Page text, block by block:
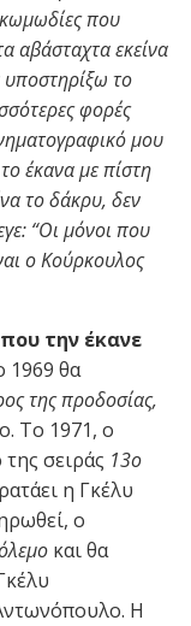
κωμωδίες που
αβάσταχτα εκείνα
το
φορές
μου
έκανα με πίστη
το δάκρυ, δεν
“Οι μόνοι που
ο Κούρκουλος
την έκανε
1969 θα
της προδοσίας,
Το 1971, ο
σειράς 13ο
η Γκέλυ
ο
και θα
Η